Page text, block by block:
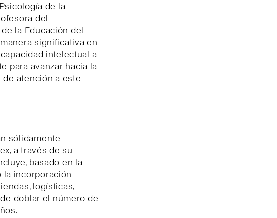
de la
del
la Educación del
significativa en
intelectual a
para avanzar hacia la
atención a este
sólidamente
a través de su
basado en la
la incorporación
logísticas,
doblar el número de